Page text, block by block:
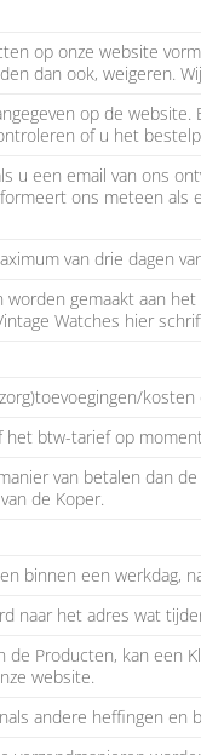
op onze website
dan ook, weigeren.
op de
of u het
u een email van ons
ons meteen als
van drie dagen
worden gemaakt aan
Watches hier
het btw-tarief op
van betalen dan
de Koper.
binnen een werkdag,
naar het adres wat
de Producten, kan
website.
andere heffingen en